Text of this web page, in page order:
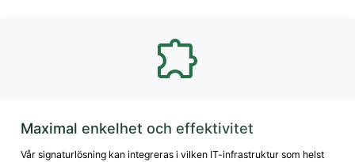
Maximal enkelhet och effektivitet
Vår signaturlösning kan integreras i vilken IT-infrastruktur som helst